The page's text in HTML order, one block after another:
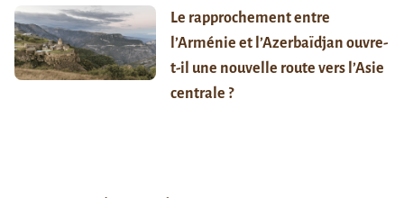
Le rapprochement entre
l’Arménie et l’Azerbaïdjan ouvre-
t-il une nouvelle route vers l’Asie
centrale ?